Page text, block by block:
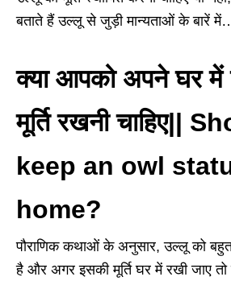
बताते हैं उल्लू से जुड़ी मान्यताओं के बारें
क्या आपको अपने घर में
मूर्ति रखनी चाहिए||
keep an owl
home?
पौराणिक कथाओं के अनुसार, उल्लू को बहुत
है और अगर इसकी मूर्ति घर में रखी जाए